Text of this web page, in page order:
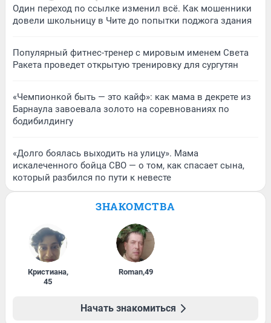
Один переход по ссылке изменил всё. Как мошенники
довели школьницу в Чите до попытки поджога здания
Популярный фитнес-тренер с мировым именем Света
Ракета проведет открытую тренировку для сургутян
«Чемпионкой быть — это кайф»: как мама в декрете из
Барнаула завоевала золото на соревнованиях по
бодибилдингу
«Долго боялась выходить на улицу». Мама
искалеченного бойца СВО — о том, как спасает сына,
который разбился по пути к невесте
ЗНАКОМСТВА
Кристиана,
45
Roman,49
Начать знакомиться